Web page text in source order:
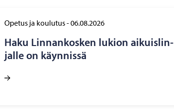
Opetus ja koulutus-06.08.2026
Haku Lin­nan­kos­ken lu­kion ai­kuis­lin­
jal­le on käyn­nis­sä